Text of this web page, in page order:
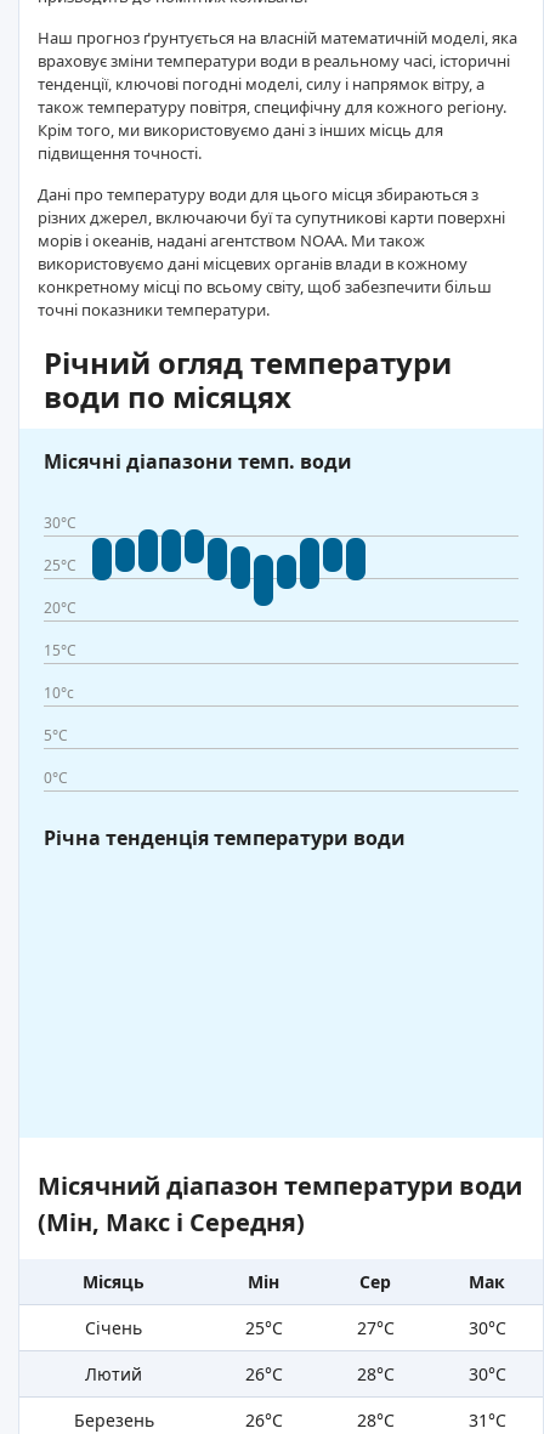
Наш прогноз ґрунтується на власній математичній моделі, яка
враховує зміни температури води в реальному часі, історичні
тенденції, ключові погодні моделі, силу і напрямок вітру, а
також температуру повітря, специфічну для кожного регіону.
Крім того, ми використовуємо дані з інших місць для
підвищення точності.
Дані про температуру води для цього місця збираються з
різних джерел, включаючи буї та супутникові карти поверхні
морів і океанів, надані агентством NOAA. Ми також
використовуємо дані місцевих органів влади в кожному
конкретному місці по всьому світу, щоб забезпечити більш
точні показники температури.
Річний огляд температури
води по місяцях
Місячні діапазони темп. води
30°C
25°C
20°C
15°C
10°c
5°C
0°C
Річна тенденція температури води
Місячний діапазон температури води
(Мін, Макс і Середня)
Місяць Мін Сер
Мак
Січень
25°C 27°C
30°C
Лютий
26°C 28°C
30°C
Березень
26°C 28°C
31°C